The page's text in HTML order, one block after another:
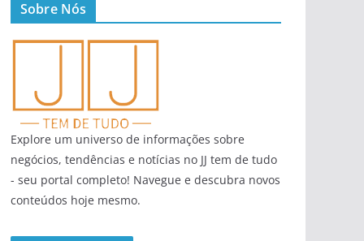
Sobre Nós
Explore um universo de informações sobre
negócios, tendências e notícias no JJ tem de tudo
- seu portal completo! Navegue e descubra novos
conteúdos hoje mesmo.